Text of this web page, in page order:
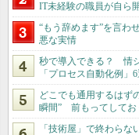
IT未経験の職員が自ら
“もう辞めます”を言わ
悪な実情
秒で導入できる？ 情
「プロセス自動化例」6
どこでも通用するはず
瞬間” 前もってしてお
「技術屋」で終わら